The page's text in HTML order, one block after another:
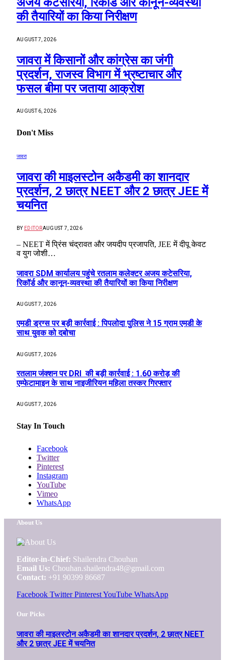
की तैयारियों का किया निरीक्षण
AUGUST 7, 2026
जावरा में किसानों और कांग्रेस का जंगी
प्रदर्शन, राजस्व विभाग में भ्रष्टाचार और
फसल बीमा पर जताया आक्रोश
AUGUST 6, 2026
Don't Miss
जावरा
जावरा की माइलस्टोन अकैडमी का शानदार
प्रदर्शन, 2 छात्र NEET और 2 छात्र JEE में
चयनित
BY EDITORAUGUST 7, 2026
– NEET में प्रिंस चंद्रावत और जयदीप प्रजापति, JEE में दीपू केवट
व युग जोशी…
जावरा SDM कार्यालय पहुंचे रतलाम कलेक्टर अजय कटेसरिया,
रिकॉर्ड और कानून-व्यवस्था की तैयारियों का किया निरीक्षण
AUGUST 7, 2026
एमडी ड्रग्स पर बड़ी कार्रवाई : पिपलोदा पुलिस ने 15 ग्राम एमडी के
साथ युवक को दबोचा
AUGUST 7, 2026
रतलाम जंक्शन पर DRI की बड़ी कार्रवाई : 1.60 करोड़ की
एम्फेटामाइन के साथ नाइजीरियन महिला तस्कर गिरफ्तार
AUGUST 7, 2026
Stay In Touch
Facebook
Twitter
Pinterest
Instagram
YouTube
Vimeo
WhatsApp
About Us
Editor-in-Chief: Shailendra Chouhan
Email Us: Chouhan.shailendra48@gmail.com
Contact: +91 90399 86687
Facebook Twitter PinterestYouTube WhatsApp
Our Picks
जावरा की माइलस्टोन अकैडमी का शानदार प्रदर्शन, 2 छात्र NEET
और 2 छात्र JEE में चयनित